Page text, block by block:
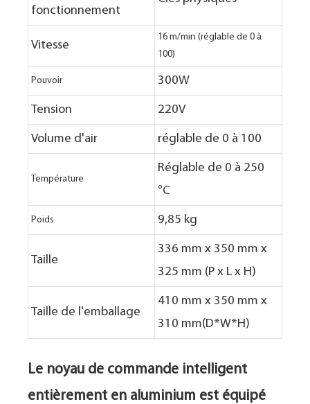
fonctionnement
Vitesse
16 m/min (réglable de 0 à
100)
Pouvoir 300W
Tension 220V
Volume d'air réglable de 0 à 100
Température
Réglable de 0 à 250
°C
Poids 9,85 kg
Taille
336 mm x 350 mm x
325 mm (P x L x H)
Taille de l'emballage
410 mm x 350 mm x
310 mm(D*W*H)
Le noyau de commande intelligent
entièrement en aluminium est équipé